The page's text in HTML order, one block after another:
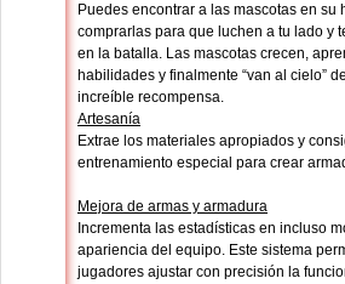
Puedes encontrar a las mascotas en su
comprarlas para que luchen a tu lado y
en la batalla. Las mascotas crecen,
habilidades y finalmente “van al cielo”
increíble recompensa.
Artesanía
Extrae los materiales apropiados y
entrenamiento especial para crear
Mejora de armas y armadura
Incrementa las estadísticas en incluso
apariencia del equipo. Este sistema
jugadores ajustar con precisión la